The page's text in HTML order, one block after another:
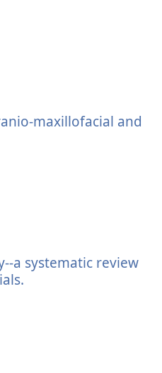
maxillofacial and
a systematic review